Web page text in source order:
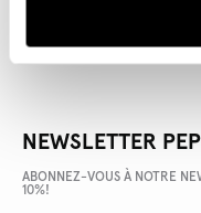
NEWSLETTER
ABONNEZ-VOUS À NOTRE
10%!